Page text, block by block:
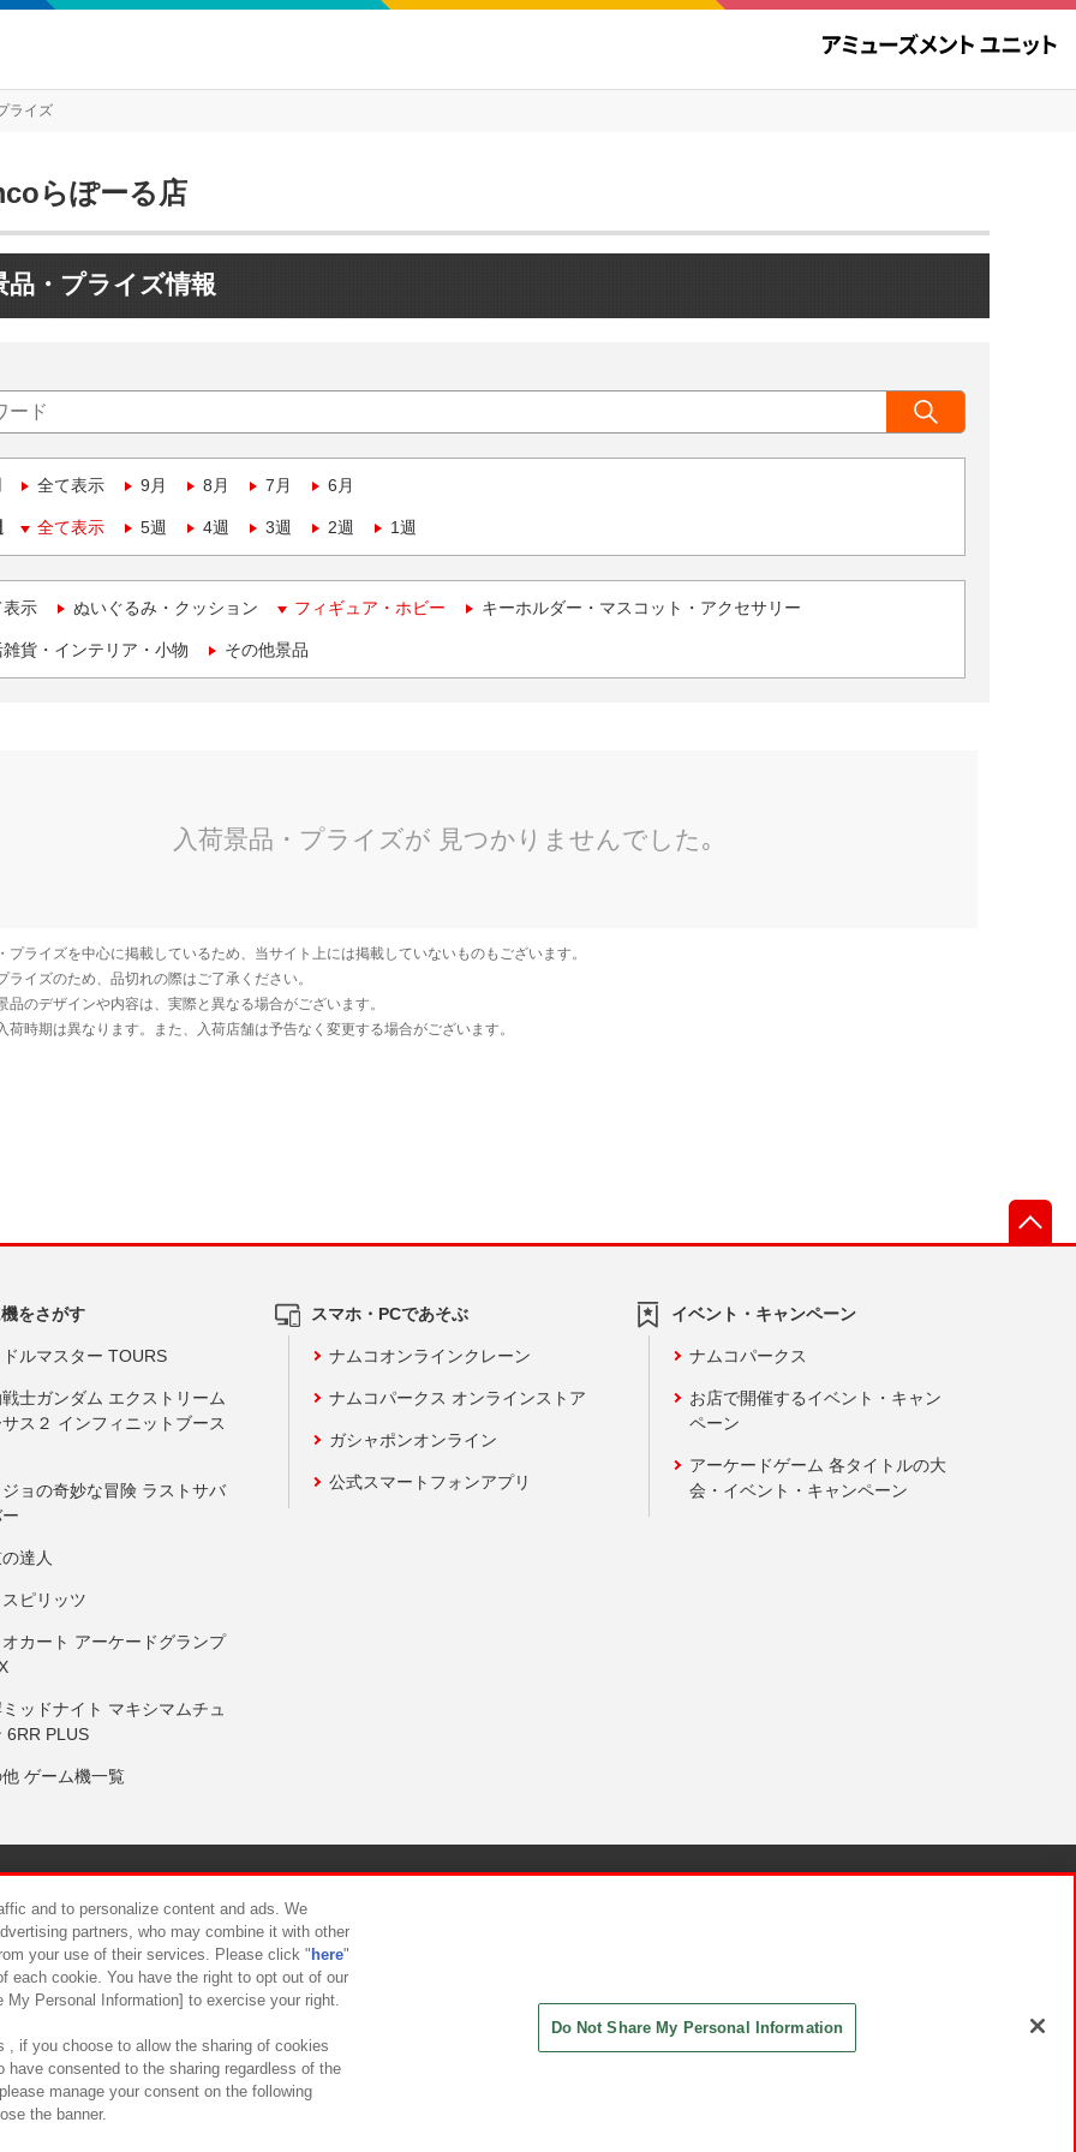
ライズ
らぽーる店
品・プライズ情報
全て表示 9月 8月 7月 6月
全て表示 5週 4週 3週 2週 1週
表示 ぬいぐるみ・クッション フィギュア・ホビー キーホルダー・マスコット・アクセサリー
貨・インテリア・小物 その他景品
をさがす
ルマスター TOURS
士ガンダム エクストリーム
ス２ インフィニットブース
ョの奇妙な冒険 ラストサバ
達人
ピリッツ
カート アーケードグランプ
ッドナイト マキシマムチュ
6RR PLUS
ゲーム機一覧
スマホ・PCであそぶ
ナムコオンラインクレーン
ナムコパークス オンラインストア
ガシャポンオンライン
公式スマートフォンアプリ
イベント・キャンペーン
ナムコパークス
お店で開催するイベント・キャン
ペーン
アーケードゲーム 各タイトルの大
会・イベント・キャンペーン
について カスタマーハラスメント対応方針
and to personalize content and ads. We
partners, who may combine it with other
your use of their services. Please click " here"
each cookie. You have the right to opt out of our
Personal Information] to exercise your right.
, if you choose to allow the sharing of cookies
have consented to the sharing regardless of the
manage your consent on the following
the banner.
Do Not Share My Personal Information